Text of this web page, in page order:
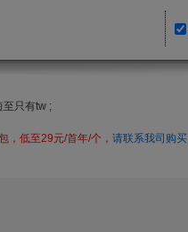
至只有tw ;
，低至29元/首年/个， 请联系我司购买